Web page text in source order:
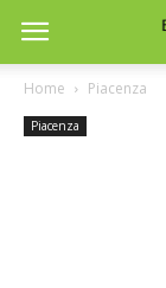
Home Piacenza
Piacenza